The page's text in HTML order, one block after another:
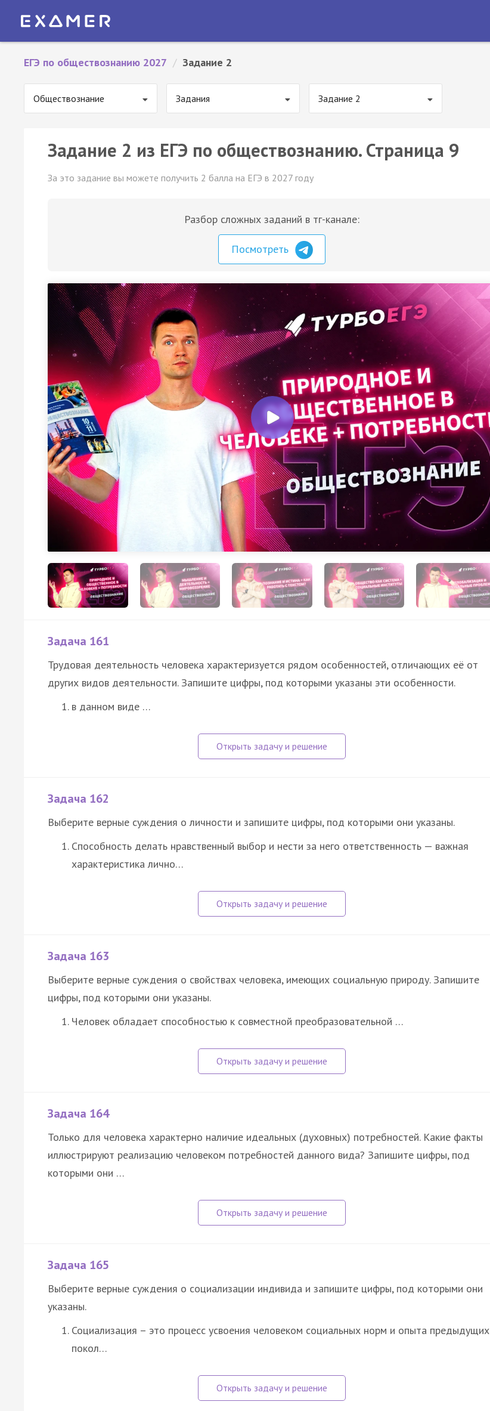
ЕГЭ по обществознанию 2027 / Задание 2
Обществознание Задания Задание 2
Задание 2 из ЕГЭ по обществознанию. Страница 9
За это задание вы можете получить 2 балла на ЕГЭ в 2027 году
Разбор сложных заданий в тг-канале:
Посмотреть
Задача 161
Трудовая деятельность человека характеризуется рядом особенностей, отличающих её от
других видов деятельности. Запишите цифры, под которыми указаны эти особенности.
в данном виде …
Задача 162
Выберите верные суждения о личности и запишите цифры, под которыми они указаны.
Способность делать нравственный выбор и нести за него ответственность — важная
характеристика лично…
Задача 163
Выберите верные суждения о свойствах человека, имеющих социальную природу. Запишите
цифры, под которыми они указаны.
Человек обладает способностью к совместной преобразовательной …
Задача 164
Только для человека характерно наличие идеальных (духовных) потребностей. Какие факты
иллюстрируют реализацию человеком потребностей данного вида? Запишите цифры, под
которыми они …
Задача 165
Выберите верные суждения о социализации индивида и запишите цифры, под которыми они
указаны.
Социализация – это процесс усвоения человеком социальных норм и опыта предыдущих
покол…